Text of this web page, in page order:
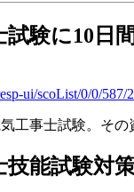
試験に10
ui/scoList/0/0/587/
工事士試験。 そ
技能試験対